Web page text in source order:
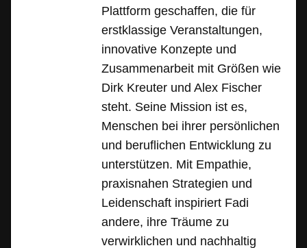
Plattform geschaffen, die für
erstklassige Veranstaltungen,
innovative Konzepte und
Zusammenarbeit mit Größen wie
Dirk Kreuter und Alex Fischer
steht. Seine Mission ist es,
Menschen bei ihrer persönlichen
und beruflichen Entwicklung zu
unterstützen. Mit Empathie,
praxisnahen Strategien und
Leidenschaft inspiriert Fadi
andere, ihre Träume zu
verwirklichen und nachhaltig